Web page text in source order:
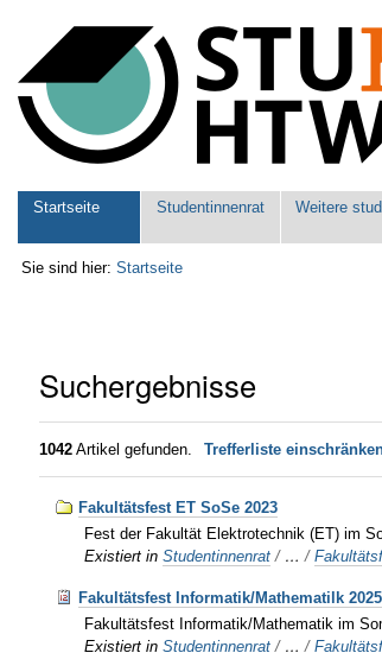
Werkzeuge
Sektionen
Startseite Studentinnenrat Weitere
Sie sind hier: Startseite
Suchergebnisse
1042 Artikel gefunden. Trefferliste
Fakultätsfest ET SoSe 2023
Fest der Fakultät Elektrotechnik (ET) im
Existiert in Studentinnenrat / …/
Fakultätsfest Informatik/Mathematilk 2025
Fakultätsfest Informatik/Mathematik im
Existiert in Studentinnenrat / …/